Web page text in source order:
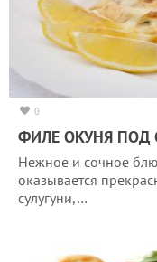
0
ФИЛЕ ОКУНЯ ПОД
Нежное и сочное
оказывается
сулугуни,…